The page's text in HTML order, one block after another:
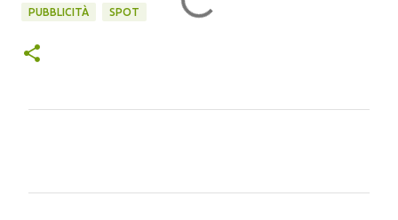
PUBBLICITÀ SPOT